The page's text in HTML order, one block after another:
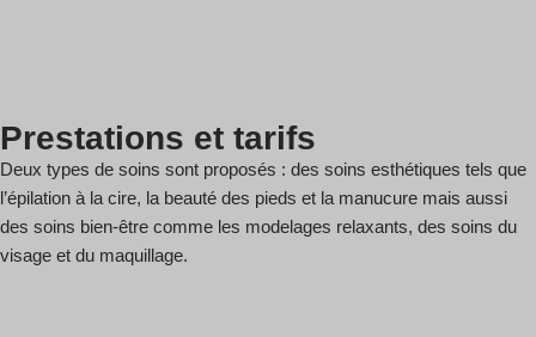
Prestations et tarifs
Deux types de soins sont proposés : des soins esthétiques tels que
l’épilation à la cire, la beauté des pieds et la manucure mais aussi
des soins bien-être comme les modelages relaxants, des soins du
visage et du maquillage.